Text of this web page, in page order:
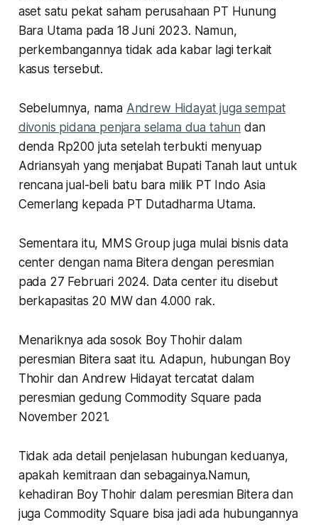
aset satu pekat saham perusahaan PT Hunung
Bara Utama pada 18 Juni 2023. Namun,
perkembangannya tidak ada kabar lagi terkait
kasus tersebut.
Sebelumnya, nama Andrew Hidayat juga sempat
divonis pidana penjara selama dua tahun dan
denda Rp200 juta setelah terbukti menyuap
Adriansyah yang menjabat Bupati Tanah laut untuk
rencana jual-beli batu bara milik PT Indo Asia
Cemerlang kepada PT Dutadharma Utama.
Sementara itu, MMS Group juga mulai bisnis data
center dengan nama Bitera dengan peresmian
pada 27 Februari 2024. Data center itu disebut
berkapasitas 20 MW dan 4.000 rak.
Menariknya ada sosok Boy Thohir dalam
peresmian Bitera saat itu. Adapun, hubungan Boy
Thohir dan Andrew Hidayat tercatat dalam
peresmian gedung Commodity Square pada
November 2021.
Tidak ada detail penjelasan hubungan keduanya,
apakah kemitraan dan sebagainya.Namun,
kehadiran Boy Thohir dalam peresmian Bitera dan
juga Commodity Square bisa jadi ada hubungannya